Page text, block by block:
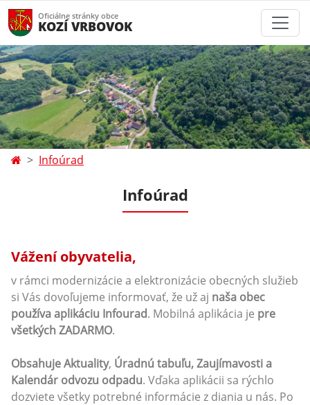
Oficiálne stránky obce
KOZÍ VRBOVOK
Infoúrad
Infoúrad
Vážení obyvatelia,
v rámci modernizácie a elektronizácie obecných služieb
si Vás dovoľujeme informovať, že už aj naša obec
používa aplikáciu Infourad. Mobilná aplikácia je pre
všetkých ZADARMO.
Obsahuje Aktuality, Úradnú tabuľu, Zaujímavosti a
Kalendár odvozu odpadu. Vďaka aplikácii sa rýchlo
dozviete všetky potrebné informácie z diania u nás. Po